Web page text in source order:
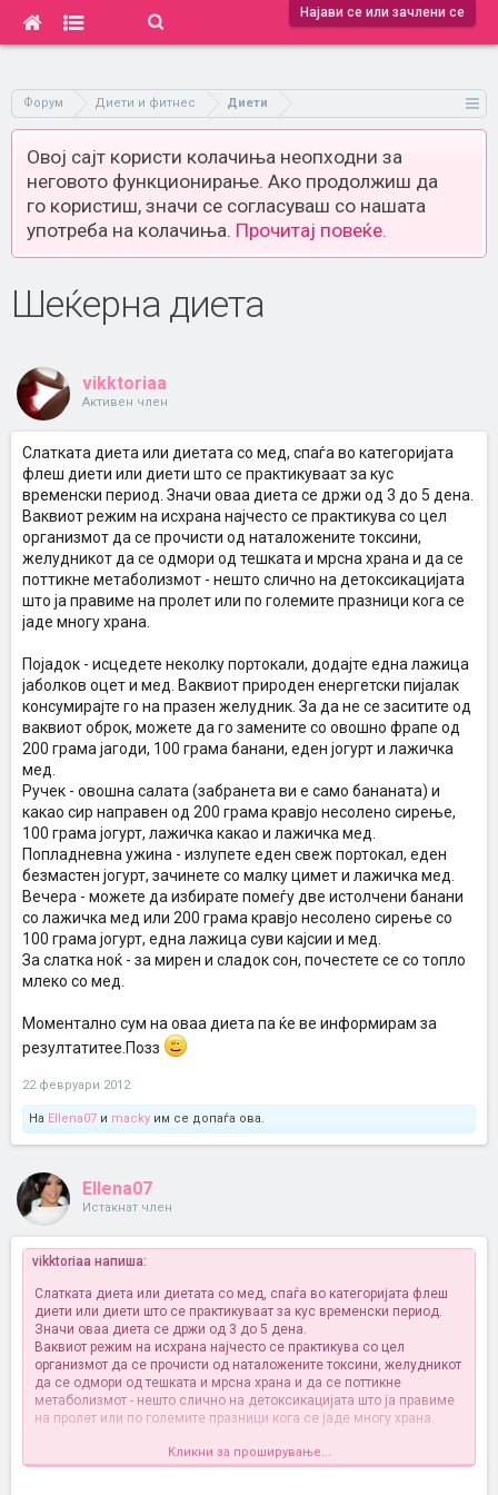
Најави се или зачлени се
Форум Диети и фитнес Диети
Овој сајт користи колачиња неопходни за
неговото функционирање. Ако продолжиш да
го користиш, значи се согласуваш со нашата
употреба на колачиња. Прочитај повеќе.
Шеќерна диета
vikktoriaa
Активен член
Слатката диета или диетата со мед, спаѓа во категоријата
флеш диети или диети што се практикуваат за кус
временски период. Значи оваа диета се држи од 3 до 5 дена.
Ваквиот режим на исхрана најчесто се практикува со цел
организмот да се прочисти од наталожените токсини,
желудникот да се одмори од тешката и мрсна храна и да се
поттикне метаболизмот - нешто слично на детоксикацијата
што ја правиме на пролет или по големите празници кога се
јаде многу храна.
Појадок - исцедете неколку портокали, додајте една лажица
јаболков оцет и мед. Ваквиот природен енергетски пијалак
консумирајте го на празен желудник. За да не се заситите од
ваквиот оброк, можете да го замените со овошно фрапе од
200 грама јагоди, 100 грама банани, еден јогурт и лажичка
мед.
Ручек - овошна салата (забранета ви е само бананата) и
какао сир направен од 200 грама кравјо несолено сирење,
100 грама јогурт, лажичка какао и лажичка мед.
Попладневна ужина - излупете еден свеж портокал, еден
безмастен јогурт, зачинете со малку цимет и лажичка мед.
Вечера - можете да избирате помеѓу две истолчени банани
со лажичка мед или 200 грама кравјо несолено сирење со
100 грама јогурт, една лажица суви кајсии и мед.
За слатка ноќ - за мирен и сладок сон, почестете се со топло
млеко со мед.
Моментално сум на оваа диета па ќе ве информирам за
резултатитее.Позз
22 февруари 2012
На Ellena07 и macky им се допаѓа ова.
Ellena07
Истакнат член
vikktoriaa напиша:
Слатката диета или диетата со мед, спаѓа во категоријата флеш
диети или диети што се практикуваат за кус временски период.
Значи оваа диета се држи од 3 до 5 дена.
Ваквиот режим на исхрана најчесто се практикува со цел
организмот да се прочисти од наталожените токсини, желудникот
да се одмори од тешката и мрсна храна и да се поттикне
метаболизмот - нешто слично на детоксикацијата што ја правиме
на пролет или по големите празници кога се јаде многу храна.
Појадок - исцедете неколку портокали, додајте една лажица
јаболков оцет и мед. Ваквиот природен енергетски пијалак
Кликни за проширување...